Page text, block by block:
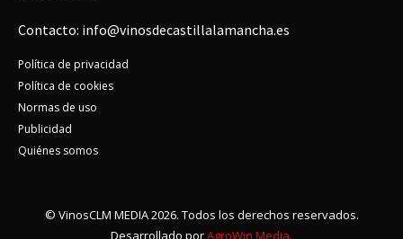
Contacto: info@vinosdecastillalamancha.es
Política de privacidad
Política de cookies
Normas de uso
Publicidad
Quiénes somos
© VinosCLM MEDIA 2026. Todos los derechos reservados.
Desarrollado porAgroWin Media.